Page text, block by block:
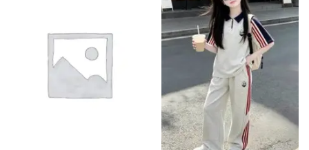
Add to
wishlist